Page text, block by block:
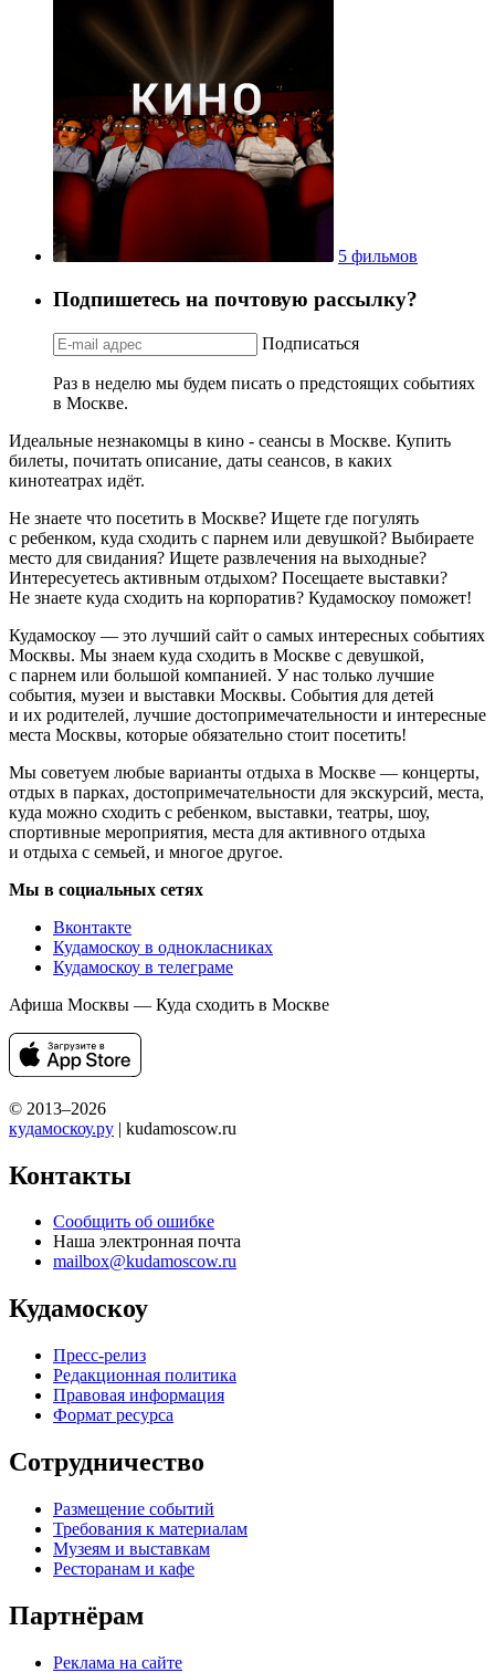
5 фильмов
Подпишетесь на почтовую рассылку?
Подписаться
Раз в неделю мы будем писать о предстоящих событиях
в Москве.
Идеальные незнакомцы в кино - сеансы в Москве. Купить
билеты, почитать описание, даты сеансов, в каких
кинотеатрах идёт.
Не знаете что посетить в Москве? Ищете где погулять
с ребенком, куда сходить с парнем или девушкой? Выбираете
место для свидания? Ищете развлечения на выходные?
Интересуетесь активным отдыхом? Посещаете выставки?
Не знаете куда сходить на корпоратив? Кудамоскоу поможет!
Кудамоскоу — это лучший сайт о самых интересных событиях
Москвы. Мы знаем куда сходить в Москве с девушкой,
с парнем или большой компанией. У нас только лучшие
события, музеи и выставки Москвы. События для детей
и их родителей, лучшие достопримечательности и интересные
места Москвы, которые обязательно стоит посетить!
Мы советуем любые варианты отдыха в Москве — концерты,
отдых в парках, достопримечательности для экскурсий, места,
куда можно сходить с ребенком, выставки, театры, шоу,
спортивные мероприятия, места для активного отдыха
и отдыха с семьей, и многое другое.
Мы в социальных сетях
Вконтакте
Кудамоскоу в однокласниках
Кудамоскоу в телеграме
Афиша Москвы — Куда сходить в Москве
© 2013–2026
кудамоскоу.ру | kudamoscow.ru
Контакты
Сообщить об ошибке
Наша электронная почта
mailbox@kudamoscow.ru
Кудамоскоу
Пресс-релиз
Редакционная политика
Правовая информация
Формат ресурса
Сотрудничество
Размещение событий
Требования к материалам
Музеям и выставкам
Ресторанам и кафе
Партнёрам
Реклама на сайте